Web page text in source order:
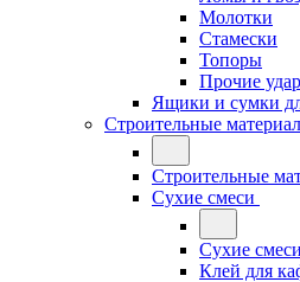
Молотки
Стамески
Топоры
Прочие
Ящики и сумки
Строительные
Строительные
Сухие смеси
Сухие смеси
Клей для